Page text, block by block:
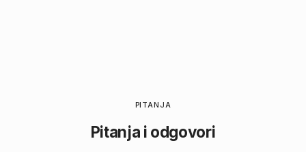
PITANJA
Pitanja i odgovori